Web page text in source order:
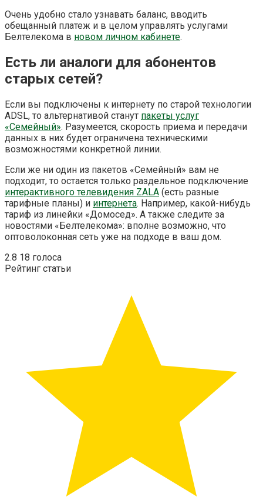
Очень удобно стало узнавать баланс, вводить
обещанный платеж и в целом управлять услугами
Белтелекома в новом личном кабинете.
Есть ли аналоги для абонентов
старых сетей?
Если вы подключены к интернету по старой технологии
ADSL, то альтернативой станут пакеты услуг
«Семейный». Разумеется, скорость приема и передачи
данных в них будет ограничена техническими
возможностями конкретной линии.
Если же ни один из пакетов «Семейный» вам не
подходит, то остается только раздельное подключение
интерактивного телевидения ZALA (есть разные
тарифные планы) и интернета. Например, какой-нибудь
тариф из линейки «Домосед». А также следите за
новостями «Белтелекома»: вполне возможно, что
оптоволоконная сеть уже на подходе в ваш дом.
2.8 18 голоса
Рейтинг статьи